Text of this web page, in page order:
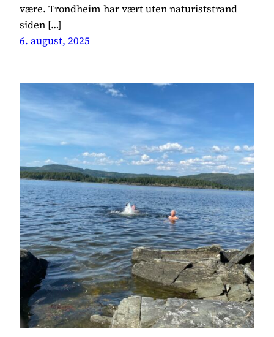
være. Trondheim har vært uten naturiststrand
siden […]
6. august, 2025